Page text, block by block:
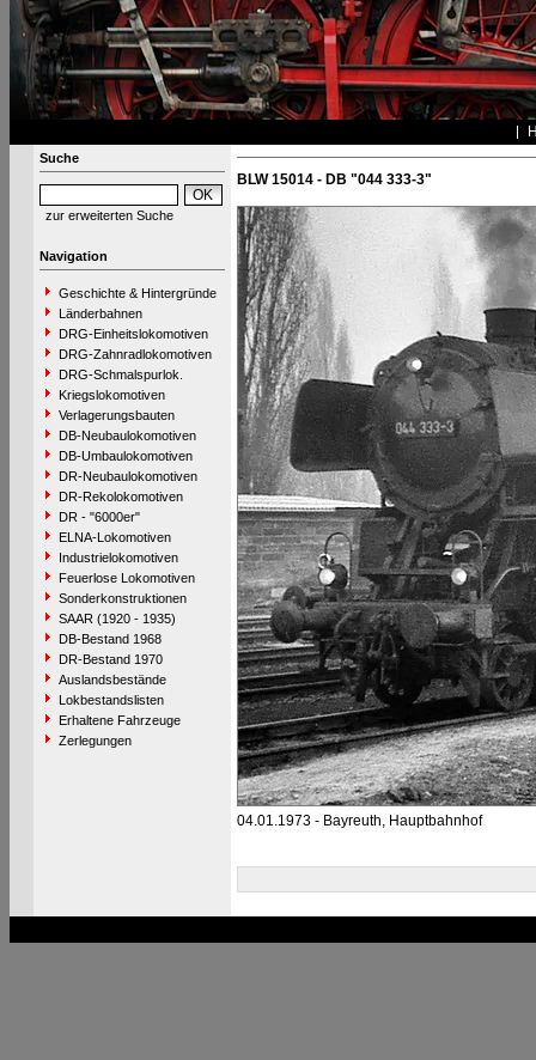
Suche
zur erweiterten Suche
Navigation
Geschichte & Hintergründe
Länderbahnen
DRG-Einheitslokomotiven
DRG-Zahnradlokomotiven
DRG-Schmalspurlok.
Kriegslokomotiven
Verlagerungsbauten
DB-Neubaulokomotiven
DB-Umbaulokomotiven
DR-Neubaulokomotiven
DR-Rekolokomotiven
DR - "6000er"
ELNA-Lokomotiven
Industrielokomotiven
Feuerlose Lokomotiven
Sonderkonstruktionen
SAAR (1920 - 1935)
DB-Bestand 1968
DR-Bestand 1970
Auslandsbestände
Lokbestandslisten
Erhaltene Fahrzeuge
Zerlegungen
BLW 15014 - DB "044 333-3"
04.01.1973 - Bayreuth, Hauptbahnhof